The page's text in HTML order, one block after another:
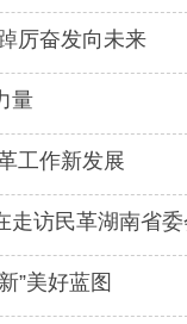
厉奋发向未来
量
工作新发展
走访民革湖南省
”美好蓝图